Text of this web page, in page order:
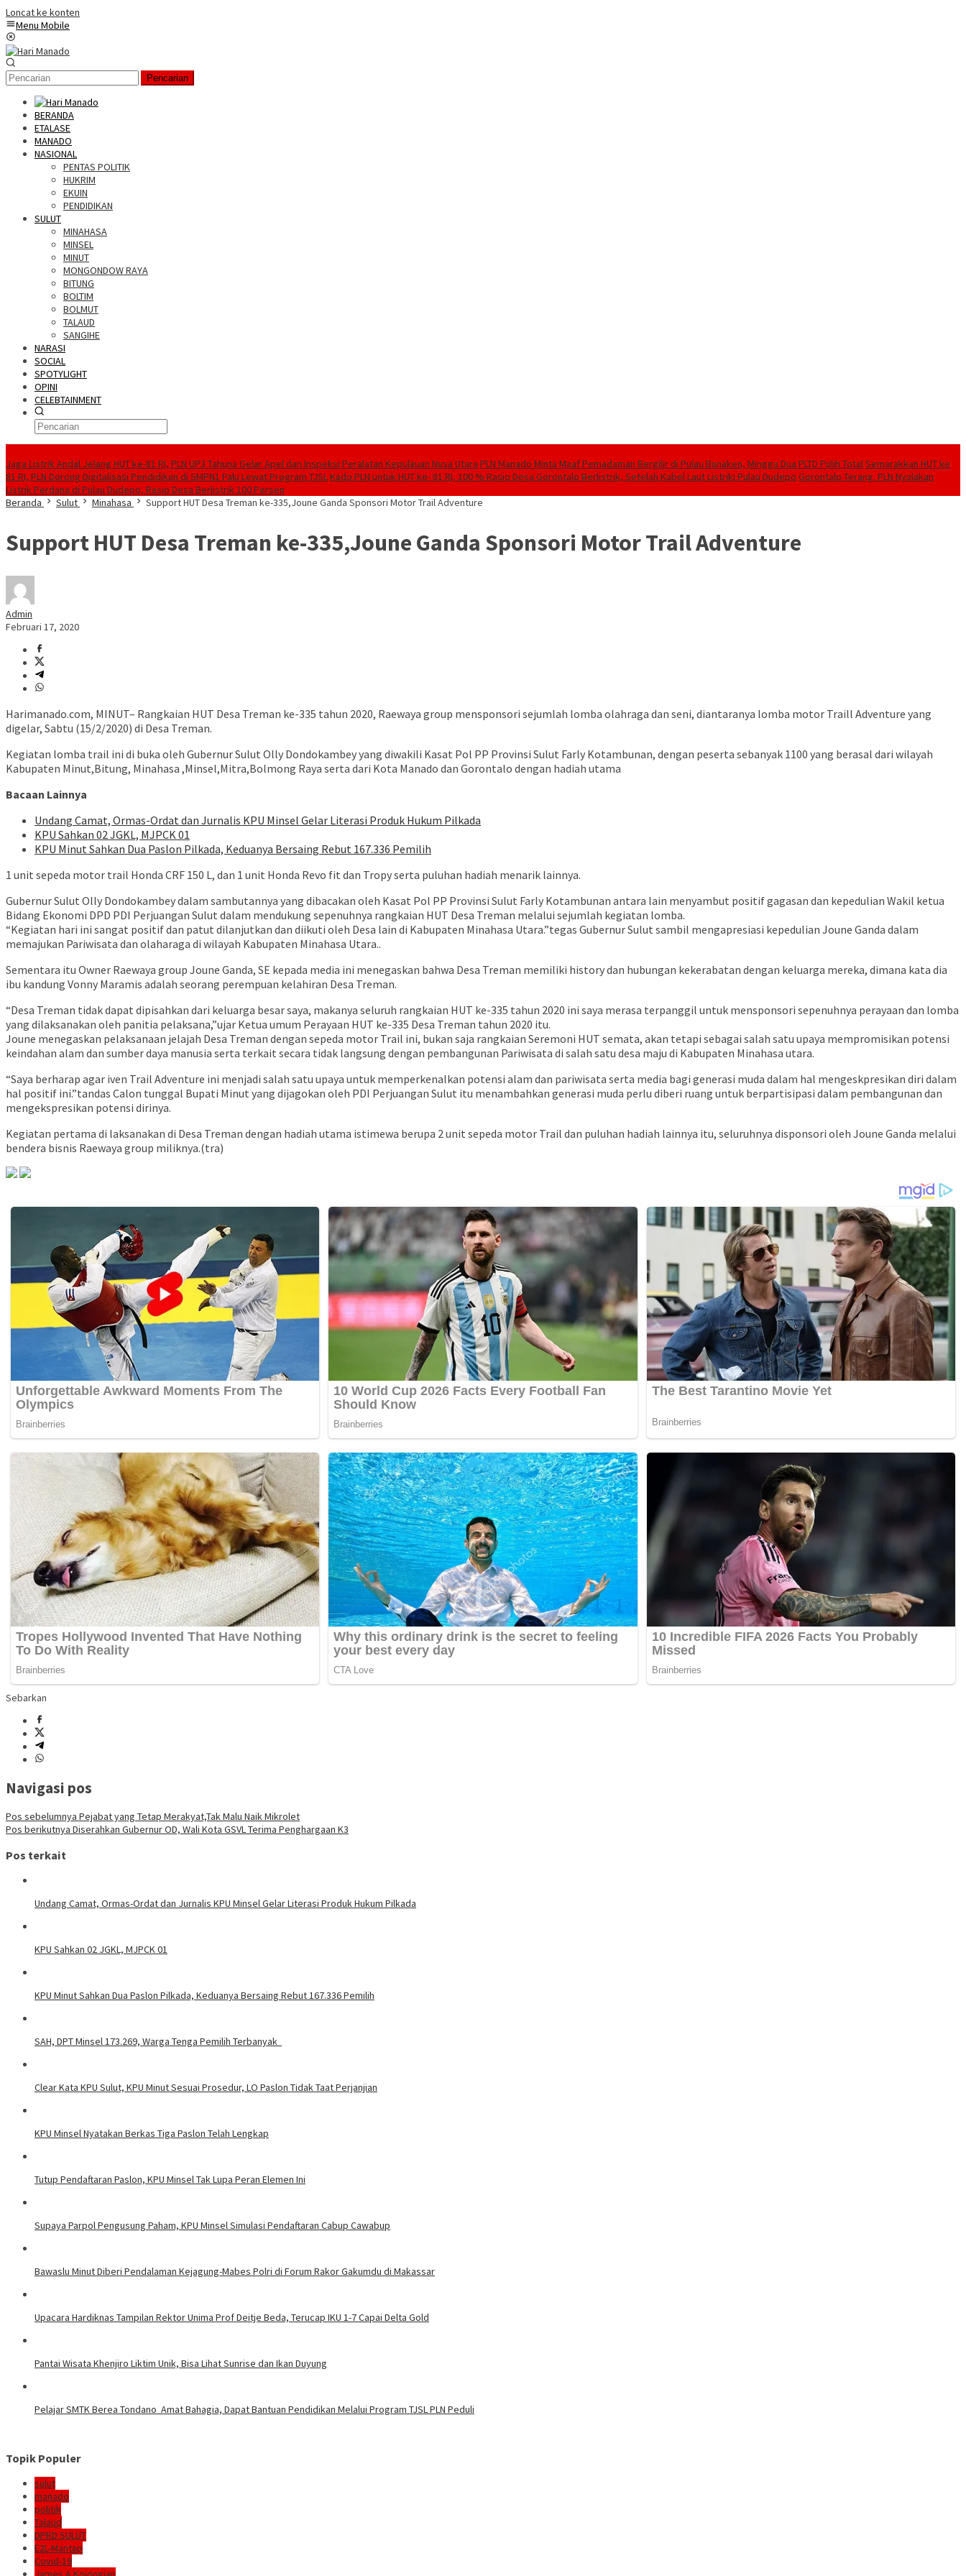
Loncat ke konten
Menu Mobile
Pencarian
BERANDA
ETALASE
MANADO
NASIONAL
PENTAS POLITIK
HUKRIM
EKUIN
PENDIDIKAN
SULUT
MINAHASA
MINSEL
MINUT
MONGONDOW RAYA
BITUNG
BOLTIM
BOLMUT
TALAUD
SANGIHE
NARASI
SOCIAL
SPOTYLIGHT
OPINI
CELEBTAINMENT
Jaga Listrik Andal Jelang HUT ke-81 RI, PLN UP3 Tahuna Gelar Apel dan Inspeksi Peralatan Kepulauan Nusa Utara PLN Manado Minta Maaf Pemadaman Bergilir di Pulau Bunaken, Minggu Dua PLTD Pulih TotalSemarakkan HUT ke
81 RI, PLN Dorong Digitalisasi Pendidikan di SMPN1 Palu Lewat Program TJSLKado PLN untuk HUT ke- 81 RI, 100 % Rasio Desa Gorontalo Berlistrik, Setelah Kabel Laut Listriki Pulau Dudepo Gorontalo Terang. PLN Nyalakan
Listrik Perdana di Pulau Dudepo, Rasio Desa Berlistrik 100 Persen
Beranda
Sulut Minahasa Support HUT Desa Treman ke-335,Joune Ganda Sponsori Motor Trail Adventure
Support HUT Desa Treman ke-335,Joune Ganda Sponsori Motor Trail Adventure
Admin
Februari 17, 2020
Harimanado.com, MINUT– Rangkaian HUT Desa Treman ke-335 tahun 2020, Raewaya group mensponsori sejumlah lomba olahraga dan seni, diantaranya lomba motor Traill Adventure yang
digelar, Sabtu (15/2/2020) di Desa Treman.
Kegiatan lomba trail ini di buka oleh Gubernur Sulut Olly Dondokambey yang diwakili Kasat Pol PP Provinsi Sulut Farly Kotambunan, dengan peserta sebanyak 1100 yang berasal dari wilayah
Kabupaten Minut,Bitung, Minahasa ,Minsel,Mitra,Bolmong Raya serta dari Kota Manado dan Gorontalo dengan hadiah utama
Bacaan Lainnya
Undang Camat, Ormas-Ordat dan Jurnalis KPU Minsel Gelar Literasi Produk Hukum Pilkada
KPU Sahkan 02 JGKL, MJPCK 01
KPU Minut Sahkan Dua Paslon Pilkada, Keduanya Bersaing Rebut 167.336 Pemilih
1 unit sepeda motor trail Honda CRF 150 L, dan 1 unit Honda Revo fit dan Tropy serta puluhan hadiah menarik lainnya.
Gubernur Sulut Olly Dondokambey dalam sambutannya yang dibacakan oleh Kasat Pol PP Provinsi Sulut Farly Kotambunan antara lain menyambut positif gagasan dan kepedulian Wakil ketua
Bidang Ekonomi DPD PDI Perjuangan Sulut dalam mendukung sepenuhnya rangkaian HUT Desa Treman melalui sejumlah kegiatan lomba.
“Kegiatan hari ini sangat positif dan patut dilanjutkan dan diikuti oleh Desa lain di Kabupaten Minahasa Utara.”tegas Gubernur Sulut sambil mengapresiasi kepedulian Joune Ganda dalam
memajukan Pariwisata dan olaharaga di wilayah Kabupaten Minahasa Utara..
Sementara itu Owner Raewaya group Joune Ganda, SE kepada media ini menegaskan bahwa Desa Treman memiliki history dan hubungan kekerabatan dengan keluarga mereka, dimana kata dia
ibu kandung Vonny Maramis adalah seorang perempuan kelahiran Desa Treman.
“Desa Treman tidak dapat dipisahkan dari keluarga besar saya, makanya seluruh rangkaian HUT ke-335 tahun 2020 ini saya merasa terpanggil untuk mensponsori sepenuhnya perayaan dan lomba
yang dilaksanakan oleh panitia pelaksana,”ujar Ketua umum Perayaan HUT ke-335 Desa Treman tahun 2020 itu.
Joune menegaskan pelaksanaan jelajah Desa Treman dengan sepeda motor Trail ini, bukan saja rangkaian Seremoni HUT semata, akan tetapi sebagai salah satu upaya mempromisikan potensi
keindahan alam dan sumber daya manusia serta terkait secara tidak langsung dengan pembangunan Pariwisata di salah satu desa maju di Kabupaten Minahasa utara.
“Saya berharap agar iven Trail Adventure ini menjadi salah satu upaya untuk memperkenalkan potensi alam dan pariwisata serta media bagi generasi muda dalam hal mengeskpresikan diri dalam
hal positif ini.”tandas Calon tunggal Bupati Minut yang dijagokan oleh PDI Perjuangan Sulut itu menambahkan generasi muda perlu diberi ruang untuk berpartisipasi dalam pembangunan dan
mengekspresikan potensi dirinya.
Kegiatan pertama di laksanakan di Desa Treman dengan hadiah utama istimewa berupa 2 unit sepeda motor Trail dan puluhan hadiah lainnya itu, seluruhnya disponsori oleh Joune Ganda melalui
bendera bisnis Raewaya group miliknya.(tra)
Sebarkan
Navigasi pos
Pos sebelumnya Pejabat yang Tetap Merakyat,Tak Malu Naik Mikrolet
Pos berikutnya Diserahkan Gubernur OD, Wali Kota GSVL Terima Penghargaan K3
Pos terkait
Undang Camat, Ormas-Ordat dan Jurnalis KPU Minsel Gelar Literasi Produk Hukum Pilkada
KPU Sahkan 02 JGKL, MJPCK 01
KPU Minut Sahkan Dua Paslon Pilkada, Keduanya Bersaing Rebut 167.336 Pemilih
SAH, DPT Minsel 173.269, Warga Tenga Pemilih Terbanyak
Clear Kata KPU Sulut, KPU Minut Sesuai Prosedur, LO Paslon Tidak Taat Perjanjian
KPU Minsel Nyatakan Berkas Tiga Paslon Telah Lengkap
Tutup Pendaftaran Paslon, KPU Minsel Tak Lupa Peran Elemen Ini
Supaya Parpol Pengusung Paham, KPU Minsel Simulasi Pendaftaran Cabup Cawabup
Bawaslu Minut Diberi Pendalaman Kejagung-Mabes Polri di Forum Rakor Gakumdu di Makassar
Upacara Hardiknas Tampilan Rektor Unima Prof Deitje Beda, Terucap IKU 1-7 Capai Delta Gold
Pantai Wisata Khenjiro Liktim Unik, Bisa Lihat Sunrise dan Ikan Duyung
Pelajar SMTK Berea Tondano Amat Bahagia, Dapat Bantuan Pendidikan Melalui Program TJSL PLN Peduli
Topik Populer
sulut
manado
politik
Talaud
DPRD SULUT
E2L-Mantap
Covid-19